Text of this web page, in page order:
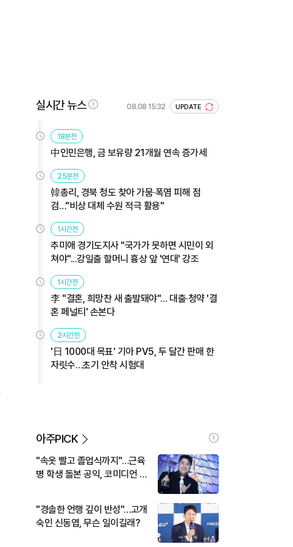
실시간 뉴스 08.08 15:32 UPDATE
18분전
中인민은행, 금 보유량 21개월 연속 증가세
25분전
韓총리, 경북 청도 찾아 가뭄·폭염 피해 점
검…"비상 대체 수원 적극 활용"
1시간전
추미애 경기도지사 "국가가 못하면 시민이 외
쳐야"...강일출 할머니 흉상 앞 '연대' 강조
1시간전
李 "결혼, 희망찬 새 출발돼야"… 대출·청약 '결
혼 페널티' 손본다
2시간전
'日 1000대 목표' 기아 PV5, 두 달간 판매 한
자릿수…초기 안착 시험대
아주PICK
"속옷 빨고 졸업식까지"…근육
병 학생 돌본 공익, 코미디언 김
"경솔한 언행 깊이 반성"…고개
숙인 신동엽, 무슨 일이길래?